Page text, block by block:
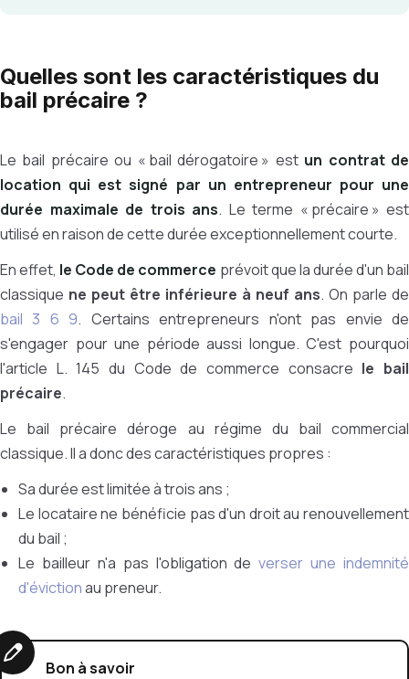
Quelles sont les caractéristiques du
bail précaire ?
Le bail précaire ou « bail dérogatoire » est un contrat de
location qui est signé par un entrepreneur pour une
durée maximale de trois ans. Le terme « précaire » est
utilisé en raison de cette durée exceptionnellement courte.
En effet, le Code de commerce prévoit que la durée d'un bail
classique ne peut être inférieure à neuf ans. On parle de
bail 3 6 9. Certains entrepreneurs n'ont pas envie de
s'engager pour une période aussi longue. C'est pourquoi
l'article L. 145 du Code de commerce consacre le bail
précaire.
Le bail précaire déroge au régime du bail commercial
classique. Il a donc des caractéristiques propres :
Sa durée est limitée à trois ans ;
Le locataire ne bénéficie pas d'un droit au renouvellement
du bail ;
Le bailleur n'a pas l'obligation deverser une indemnité
d'évictionau preneur.
Bon à savoir